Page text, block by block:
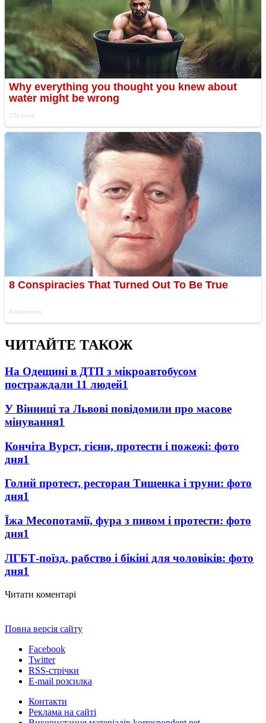
ЧИТАЙТЕ ТАКОЖ
На Одещині в ДТП з мікроавтобусом
постраждали 11 людей1
У Вінниці та Львові повідомили про масове
мінування1
Кончіта Вурст, гієни, протести і пожежі: фото
дня1
Голий протест, ресторан Тищенка і труни: фото
дня1
Їжа Месопотамії, фура з пивом і протести: фото
дня1
ЛГБТ-поїзд, рабство і бікіні для чоловіків: фото
дня1
Читати коментарі
Повна версія сайту
Facebook
Twitter
RSS-стрічки
E-mail розсилка
Контакти
Реклама на сайті